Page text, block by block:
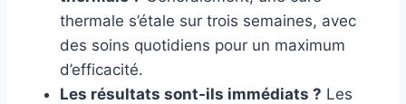
thermale s’étale sur trois semaines, avec
des soins quotidiens pour un maximum
d’efficacité.
Les résultats sont-ils immédiats ? Les